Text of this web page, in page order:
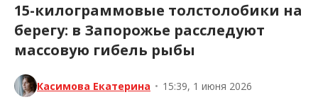
15-килограммовые толстолобики на
берегу: в Запорожье расследуют
массовую гибель рыбы
Касимова Екатерина • 15:39, 1 июня 2026